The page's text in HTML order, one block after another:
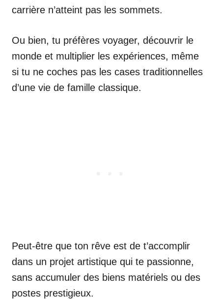
carrière n’atteint pas les sommets.
Ou bien, tu préfères voyager, découvrir le
monde et multiplier les expériences, même
si tu ne coches pas les cases traditionnelles
d’une vie de famille classique.
Peut-être que ton rêve est de t’accomplir
dans un projet artistique qui te passionne,
sans accumuler des biens matériels ou des
postes prestigieux.